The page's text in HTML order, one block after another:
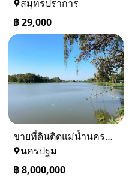
สมุทรปราการ
฿29,000
ขายที่ดินติดแม่น้ำนครชัยศรี จ.นครปฐม ทำเลดี ที่ดินถมแล้ว
นครปฐม
฿8,000,000